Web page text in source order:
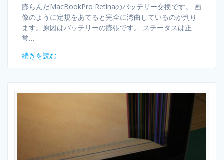
膨らんだMacBookPro Retinaのバッテリー交換です。 画
像のように定規をあてると完全に湾曲しているのが判り
ます。原因はバッテリーの膨張です。 ステータスは正
常…
続きを読む